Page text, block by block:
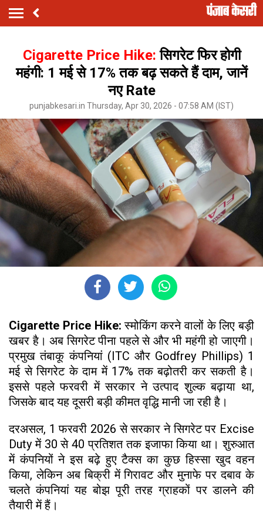
Cigarette Price Hike:सिगरेट फिर होगी
महंगी: 1 मई से 17% तक बढ़ सकते हैं दाम, जानें
नए Rate
punjabkesari.in Thursday, Apr 30, 2026 - 07:58 AM (IST)
Cigarette Price Hike: स्मोकिंग करने वालों के लिए बड़ी
खबर है। अब सिगरेट पीना पहले से और भी महंगी हो जाएगी।
प्रमुख तंबाकू कंपनियां (ITC और Godfrey Phillips) 1
मई से सिगरेट के दाम में 17% तक बढ़ोतरी कर सकती है।
इससे पहले फरवरी में सरकार ने उत्पाद शुल्क बढ़ाया था,
जिसके बाद यह दूसरी बड़ी कीमत वृद्धि मानी जा रही है।
दरअसल, 1 फरवरी 2026 से सरकार ने सिगरेट पर Excise
Duty में 30 से 40 प्रतिशत तक इजाफा किया था। शुरुआत
में कंपनियों ने इस बढ़े हुए टैक्स का कुछ हिस्सा खुद वहन
किया, लेकिन अब बिक्री में गिरावट और मुनाफे पर दबाव के
चलते कंपनियां यह बोझ पूरी तरह ग्राहकों पर डालने की
तैयारी में हैं।